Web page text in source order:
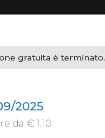
gratuita è terminato.
2025
da € 1.10